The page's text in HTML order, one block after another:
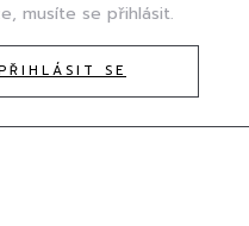
musíte se přihlásit.
SE